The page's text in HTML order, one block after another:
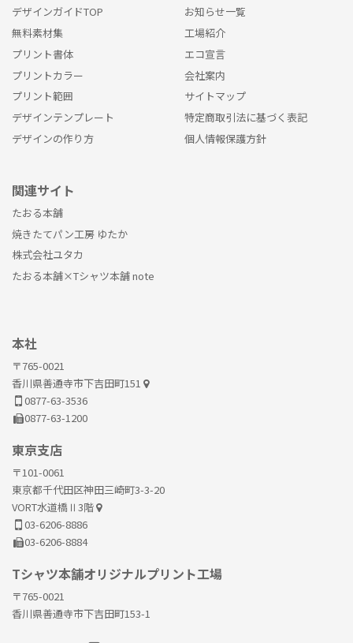
デザインガイドTOP
無料素材集
プリント書体
プリントカラー
プリント範囲
デザインテンプレート
デザインの作り方
お知らせ一覧
工場紹介
エコ宣言
会社案内
サイトマップ
特定商取引法に基づく表記
個人情報保護方針
関連サイト
たおる本舗
焼きたてパン工房 ゆたか
株式会社ユタカ
たおる本舗×Tシャツ本舗 note
本社
〒765-0021
香川県善通寺市下吉田町151
0877-63-3536
0877-63-1200
東京支店
〒101-0061
東京都千代田区神田三崎町3-3-20
VORT水道橋Ⅱ3階
03-6206-8886
03-6206-8884
Tシャツ本舗オリジナルプリント工場
〒765-0021
香川県善通寺市下吉田町153-1